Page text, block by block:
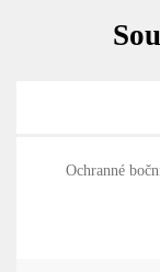
Ochranné